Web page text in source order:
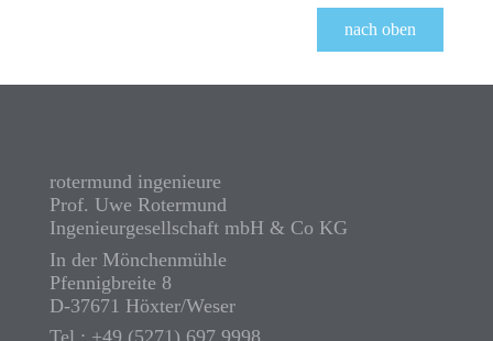
nach oben
rotermund ingenieure
Prof. Uwe Rotermund
Ingenieurgesellschaft mbH & Co KG
In der Mönchenmühle
Pfennigbreite 8
D-37671 Höxter/Weser